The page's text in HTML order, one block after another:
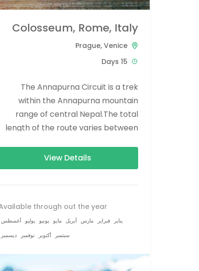
Colosseum, Rome, Italy
Prague, Venice
15 Days
The Annapurna Circuit is a trek
within the Annapurna mountain
range of central Nepal.The total
length of the route varies between
View Details
through out the year:
يناير فبراير مارس أبريل مايو يونيو يوليو أغسطس
سبتمبر
أكتوبر نوفمبر ديسمبر